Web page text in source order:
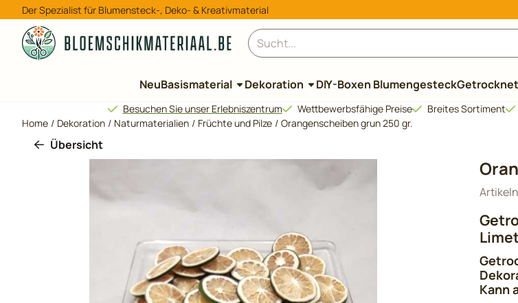
Cookie-Einstellungen verfügbar. Einstellungen wählen oder alle Cookies zulassen.
Der Spezialist für Blumensteck-, Deko- & Kreativmaterial
Suche
NeuBasismaterial Dekoration DIY-Boxen Blumengesteck
Besuchen Sie unser Erlebniszentrum Wettbewerbsfähige Preise Breites Sortiment
Home / Dekoration / Naturmaterialien / Früchte und Pilze / Orangenscheiben grun 250 gr.
Übersicht
Kann